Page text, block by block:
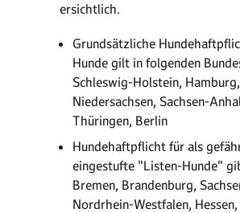
ersichtlich.
Grundsätzliche
Hunde gilt in folgenden
Schleswig-Holstein, Hamburg,
Niedersachsen, Sachsen-
Thüringen, Berlin
Hundehaftpflicht für als
eingestufte "Listen-Hunde"
Bremen, Brandenburg,
Nordrhein-Westfalen,